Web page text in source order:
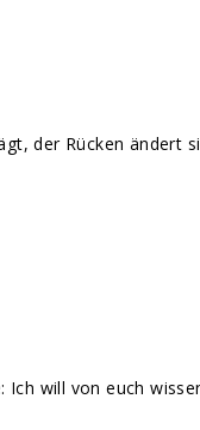
der Rücken ändert
will von euch